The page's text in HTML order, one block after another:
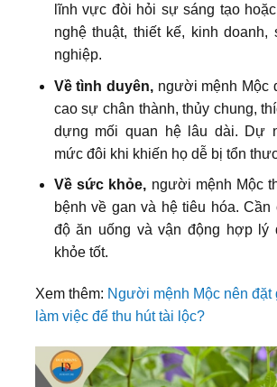
lĩnh vực đòi hỏi sự sáng tạo
nghệ thuật, thiết kế, kinh doanh,
nghiệp.
Về tình duyên, người mệnh Mộc
cao sự chân thành, thủy chung,
dựng mối quan hệ lâu dài. Dự
mức đôi khi khiến họ dễ bị tổn
Về sức khỏe, người mệnh Mộc
bệnh về gan và hệ tiêu hóa. Cần
độ ăn uống và vận động hợp lý
khỏe tốt.
Xem thêm: Người mệnh Mộc nên đặt
làm việc để thu hút tài lộc?